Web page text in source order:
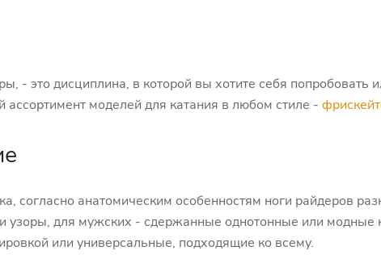
- это дисциплина, в которой вы хотите себя попробовать
моделей для катания в любом стиле -
согласно анатомическим особенностям ноги райдеров
узоры, для мужских - сдержанные однотонные или
или универсальные, подходящие ко всему.